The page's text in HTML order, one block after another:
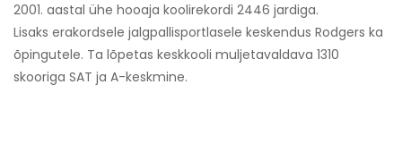
2001. aastal ühe hooaja koolirekordi 2446 jardiga.
Lisaks erakordsele jalgpallisportlasele keskendus Rodgers ka
õpingutele. Ta lõpetas keskkooli muljetavaldava 1310
skooriga SAT ja A-keskmine.